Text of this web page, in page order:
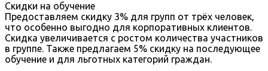
Скидки на обучение
Предоставляем скидку 3% для групп от трёх человек,
что особенно выгодно для корпоративных клиентов.
Скидка увеличивается с ростом количества участников
в группе. Также предлагаем 5% скидку на последующее
обучение и для льготных категорий граждан.